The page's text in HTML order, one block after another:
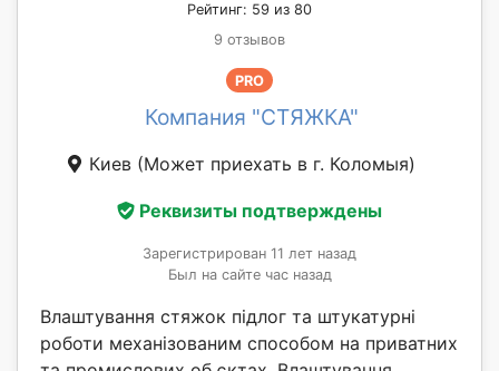
Рейтинг: 59 из 80
9 отзывов
PRO
Компания "СТЯЖКА"
Киев (Может приехать в г. Коломыя)
Реквизиты подтверждены
Зарегистрирован 11 лет назад
Был на сайте час назад
Влаштування стяжок підлог та штукатурні
роботи механізованим способом на приватних